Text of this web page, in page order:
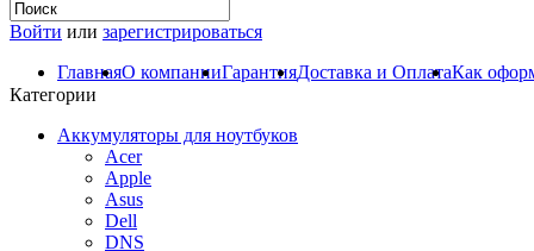
Войти или зарегистрироваться
ГлавнаяО компанииГарантияДоставка и ОплатаКак
Категории
Аккумуляторы для ноутбуков
Acer
Apple
Asus
Dell
DNS